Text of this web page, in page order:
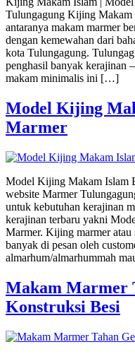
Tulungagung Kijing Makam
antaranya makam marmer
dengan kemewahan dari
kota Tulungagung.
penghasil banyak kerajinan
makam minimalis ini […]
Model Kijing
Marmer
Model Kijing Makam Islam
website Marmer
untuk kebutuhan kerajinan
kerajinan terbaru yakni
Marmer. Kijing marmer atau
banyak di pesan oleh
almarhum/almarhummah
Makam Marmer
Konstruksi Besi